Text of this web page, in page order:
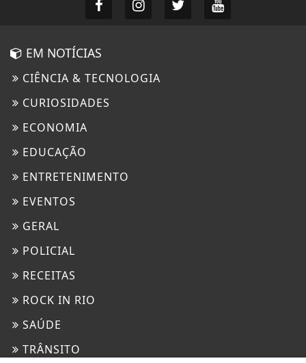
EM NOTÍCIAS
CIÊNCIA & TECNOLOGIA
CURIOSIDADES
ECONOMIA
EDUCAÇÃO
ENTRETENIMENTO
EVENTOS
GERAL
POLICIAL
RECEITAS
ROCK IN RIO
SAÚDE
TRÂNSITO